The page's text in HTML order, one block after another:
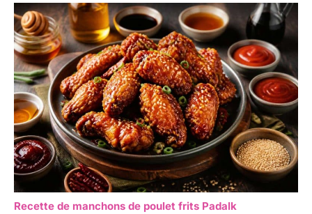
Recette de manchons de poulet frits Padalk